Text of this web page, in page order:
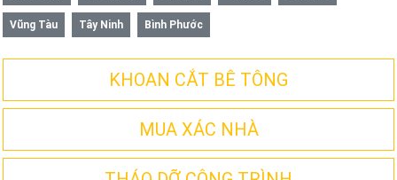
Vũng Tàu Tây Ninh Bình Phước
KHOAN CẮT BÊ TÔNG
MUA XÁC NHÀ